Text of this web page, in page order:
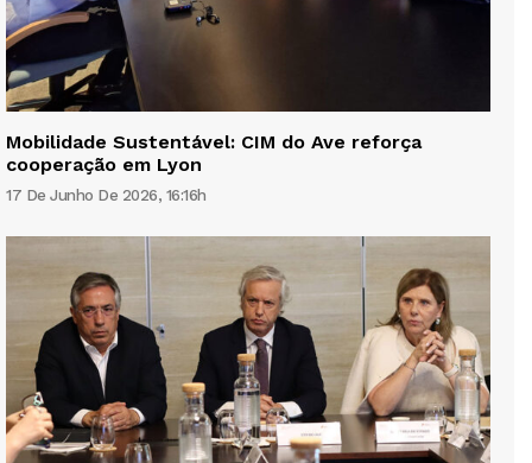
Mobilidade Sustentável: CIM do Ave reforça
cooperação em Lyon
17 De Junho De 2026, 16:16h